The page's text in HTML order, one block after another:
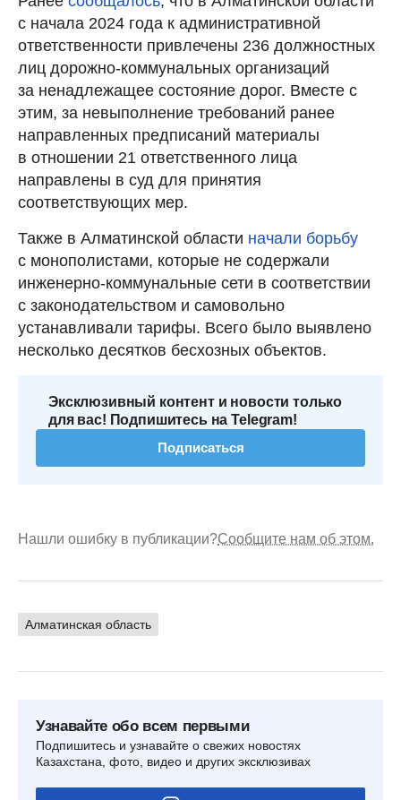
с начала 2024 года к административной
ответственности привлечены 236 должностных
лиц дорожно-коммунальных организаций
за ненадлежащее состояние дорог. Вместе с
этим, за невыполнение требований ранее
направленных предписаний материалы
в отношении 21 ответственного лица
направлены в суд для принятия
соответствующих мер.
Также в Алматинской области начали борьбу
с монополистами, которые не содержали
инженерно-коммунальные сети в соответствии
с законодательством и самовольно
устанавливали тарифы. Всего было выявлено
несколько десятков бесхозных объектов.
Эксклюзивный контент и новости только
для вас! Подпишитесь на Telegram!
Подписаться
Нашли ошибку в публикации?Сообщите нам об этом.
Алматинская область
Узнавайте обо всем первыми
Подпишитесь и узнавайте о свежих новостях
Казахстана, фото, видео и других эксклюзивах